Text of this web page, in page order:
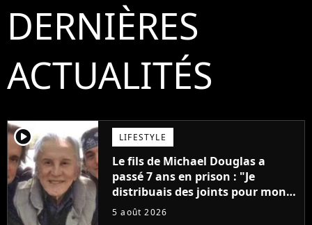
DERNIÈRES
ACTUALITÉS
player2 LIFESTYLE
Le fils de Michael Douglas a
passé 7 ans en prison : "Je
distribuais des joints pour mon
père"
5 août 2026